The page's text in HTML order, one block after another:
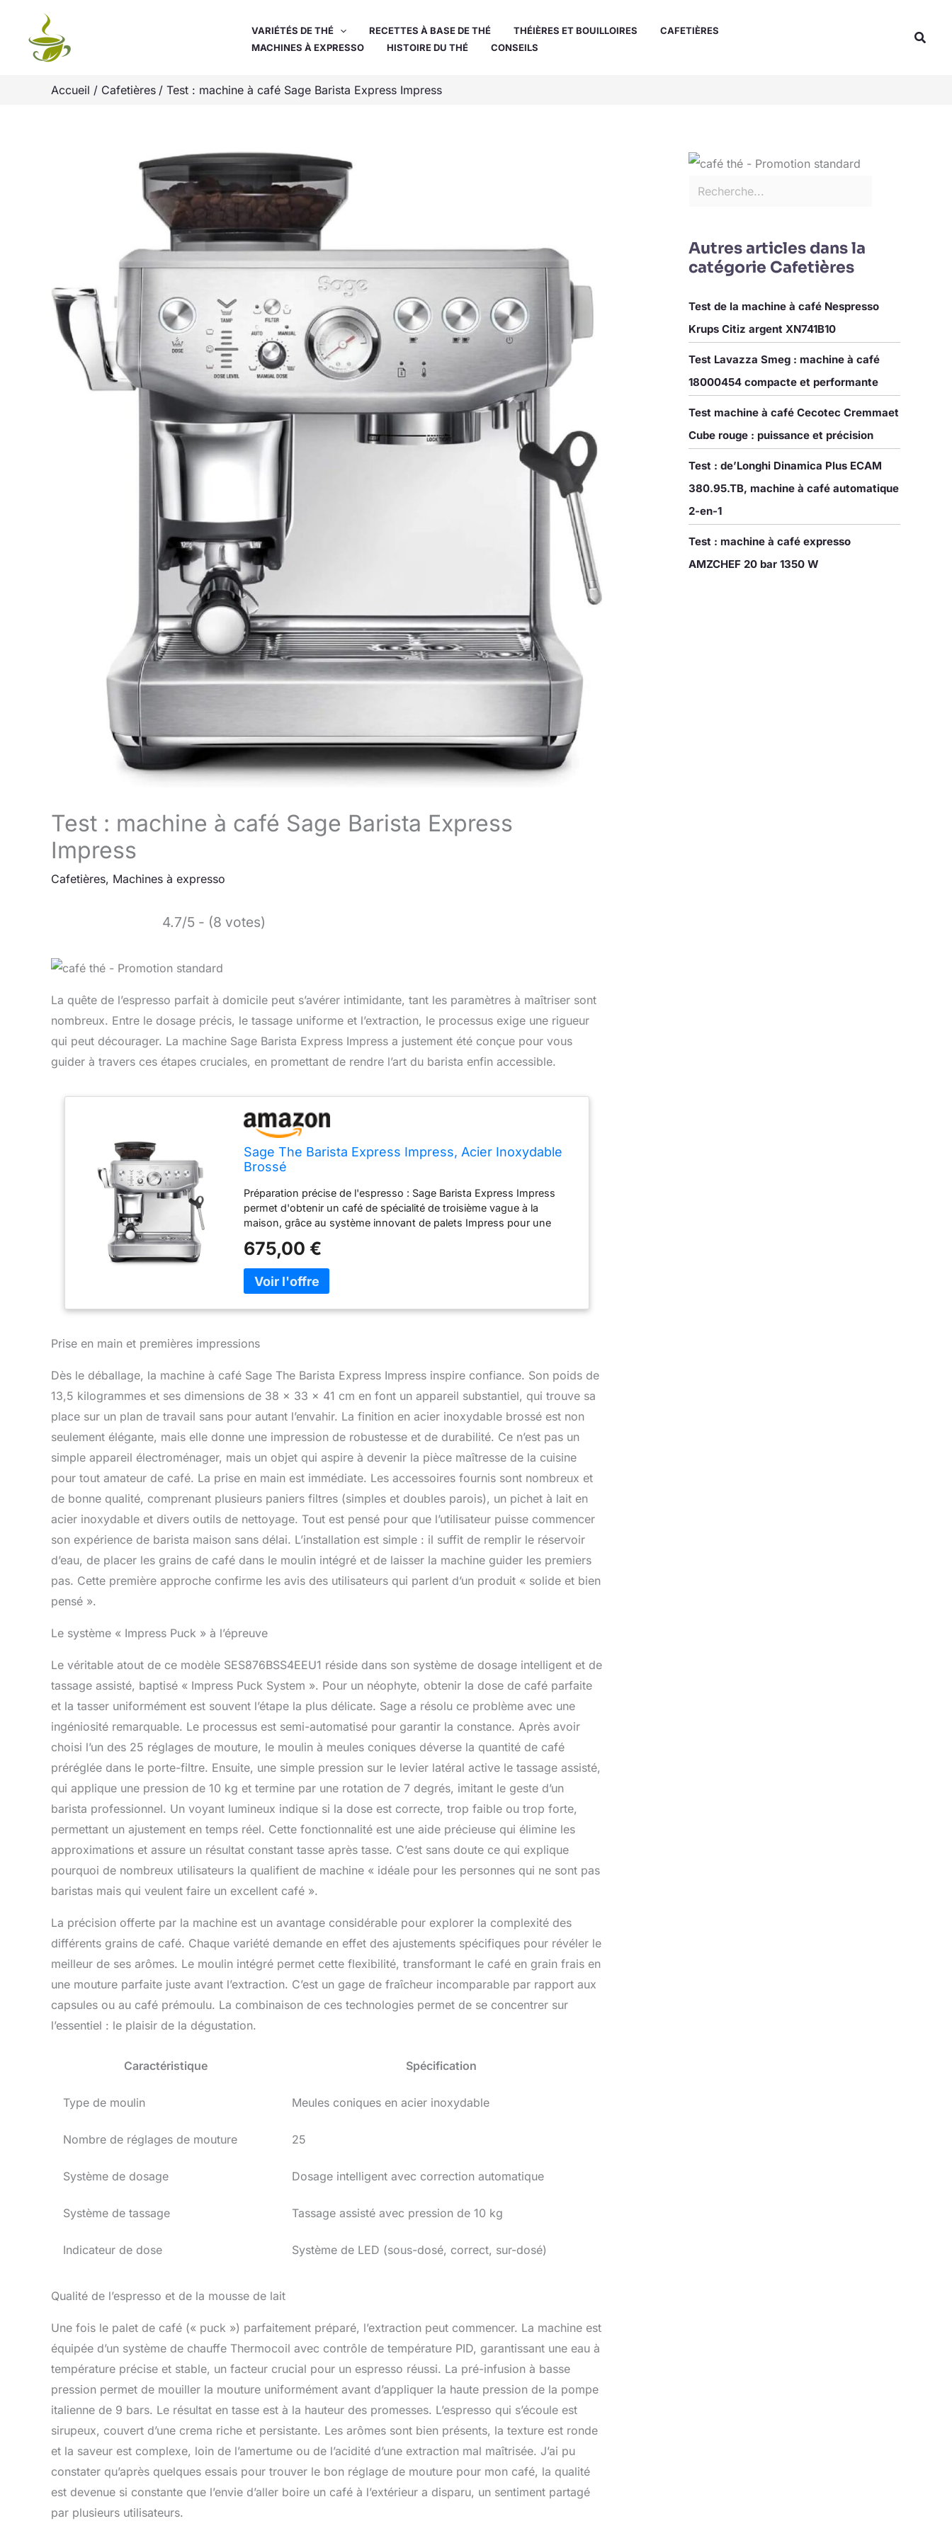
contenu
VARIÉTÉS DE THÉ RECETTES À BASE DE THÉ THÉIÈRES ET BOUILLOIRES
CAFETIÈRES
MACHINES À EXPRESSO
HISTOIRE DU THÉ CONSEILS
Accueil Cafetières Test : machine à café Sage Barista Express Impress
Test : machine à café Sage Barista Express
Impress
Cafetières, Machines à expresso
4.7/5 - (8 votes)
La quête de l’espresso parfait à domicile peut s’avérer intimidante, tant les paramètres à maîtriser sont
nombreux. Entre le dosage précis, le tassage uniforme et l’extraction, le processus exige une rigueur
qui peut décourager. La machine Sage Barista Express Impress a justement été conçue pour vous
guider à travers ces étapes cruciales, en promettant de rendre l’art du barista enfin accessible.
Sage The Barista Express Impress, Acier Inoxydable
Brossé
Préparation précise de l'espresso : Sage Barista Express Impress
permet d'obtenir un café de spécialité de troisième vague à la
maison, grâce au système innovant de palets Impress pour une
dosage intelligent : Faites l'expérience de la précision dans chaque
tasse grâce au système de dosage intelligent, qui calcule et ajuste
automatiquement le niveau de café frais pour obtenir la dose parfaite
Tamper assisté : Reproduisant les techniques professionnelles des
baristas, la fonction de tamper assisté applique une pression
surface de tamper propre Options de mouture polyvalentes : Ajustez
réglages. Obtenez l'extraction et la saveur souhaitées en ajustant la
mouture selon vos grains de café Améliorez votre expérience café :
Sage simplifie le chemin vers la tasse parfaite. Des cafés favoris aux
infusions personnalisées, nous sommes votre partenaire pour
maîtriser l'art du café à la maison
675,00 €
Prise en main et premières impressions
Dès le déballage, la machine à café Sage The Barista Express Impress inspire confiance. Son poids de
13,5 kilogrammes et ses dimensions de 38 x 33 x 41 cm en font un appareil substantiel, qui trouve sa
place sur un plan de travail sans pour autant l’envahir. La finition en acier inoxydable brossé est non
seulement élégante, mais elle donne une impression de robustesse et de durabilité. Ce n’est pas un
simple appareil électroménager, mais un objet qui aspire à devenir la pièce maîtresse de la cuisine
pour tout amateur de café. La prise en main est immédiate. Les accessoires fournis sont nombreux et
de bonne qualité, comprenant plusieurs paniers filtres (simples et doubles parois), un pichet à lait en
acier inoxydable et divers outils de nettoyage. Tout est pensé pour que l’utilisateur puisse commencer
son expérience de barista maison sans délai. L’installation est simple : il suffit de remplir le réservoir
d’eau, de placer les grains de café dans le moulin intégré et de laisser la machine guider les premiers
pas. Cette première approche confirme les avis des utilisateurs qui parlent d’un produit « solide et bien
pensé ».
Le système « Impress Puck » à l’épreuve
Le véritable atout de ce modèle SES876BSS4EEU1 réside dans son système de dosage intelligent et de
tassage assisté, baptisé « Impress Puck System ». Pour un néophyte, obtenir la dose de café parfaite
et la tasser uniformément est souvent l’étape la plus délicate. Sage a résolu ce problème avec une
ingéniosité remarquable. Le processus est semi-automatisé pour garantir la constance. Après avoir
choisi l’un des 25 réglages de mouture, le moulin à meules coniques déverse la quantité de café
préréglée dans le porte-filtre. Ensuite, une simple pression sur le levier latéral active le tassage assisté,
qui applique une pression de 10 kg et termine par une rotation de 7 degrés, imitant le geste d’un
barista professionnel. Un voyant lumineux indique si la dose est correcte, trop faible ou trop forte,
permettant un ajustement en temps réel. Cette fonctionnalité est une aide précieuse qui élimine les
approximations et assure un résultat constant tasse après tasse. C’est sans doute ce qui explique
pourquoi de nombreux utilisateurs la qualifient de machine « idéale pour les personnes qui ne sont pas
baristas mais qui veulent faire un excellent café ».
La précision offerte par la machine est un avantage considérable pour explorer la complexité des
différents grains de café. Chaque variété demande en effet des ajustements spécifiques pour révéler le
meilleur de ses arômes. Le moulin intégré permet cette flexibilité, transformant le café en grain frais en
une mouture parfaite juste avant l’extraction. C’est un gage de fraîcheur incomparable par rapport aux
capsules ou au café prémoulu. La combinaison de ces technologies permet de se concentrer sur
l’essentiel : le plaisir de la dégustation.
Caractéristique Spécification
Type de moulin Meules coniques en acier inoxydable
Nombre de réglages de mouture 25
Système de dosage Dosage intelligent avec correction automatique
Système de tassage Tassage assisté avec pression de 10 kg
Indicateur de dose Système de LED (sous-dosé, correct, sur-dosé)
Qualité de l’espresso et de la mousse de lait
Une fois le palet de café (« puck ») parfaitement préparé, l’extraction peut commencer. La machine est
équipée d’un système de chauffe Thermocoil avec contrôle de température PID, garantissant une eau à
température précise et stable, un facteur crucial pour un espresso réussi. La pré-infusion à basse
pression permet de mouiller la mouture uniformément avant d’appliquer la haute pression de la pompe
italienne de 9 bars. Le résultat en tasse est à la hauteur des promesses. L’espresso qui s’écoule est
sirupeux, couvert d’une crema riche et persistante. Les arômes sont bien présents, la texture est ronde
et la saveur est complexe, loin de l’amertume ou de l’acidité d’une extraction mal maîtrisée. J’ai pu
constater qu’après quelques essais pour trouver le bon réglage de mouture pour mon café, la qualité
est devenue si constante que l’envie d’aller boire un café à l’extérieur a disparu, un sentiment partagé
par plusieurs utilisateurs.
Autres articles dans la
catégorie Cafetières
Test de la machine à café Nespresso
Krups Citiz argent XN741B10
Test Lavazza Smeg : machine à café
18000454 compacte et performante
Test machine à café Cecotec Cremmaet
Cube rouge : puissance et précision
Test : de’Longhi Dinamica Plus ECAM
380.95.TB, machine à café automatique
2-en-1
Test : machine à café expresso
AMZCHEF 20 bar 1350 W